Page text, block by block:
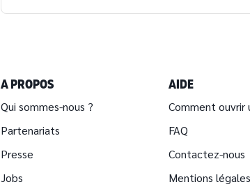
A PROPOS
Qui sommes-nous ?
Partenariats
Presse
Jobs
AIDE
Comment ouvrir
FAQ
Contactez-nous
Mentions légales